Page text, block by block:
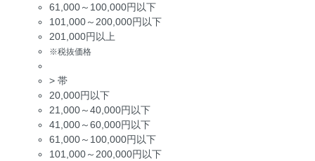
61,000～100,000円以下
101,000～200,000円以下
201,000円以上
※税抜価格
> 帯
20,000円以下
21,000～40,000円以下
41,000～60,000円以下
61,000～100,000円以下
101,000～200,000円以下